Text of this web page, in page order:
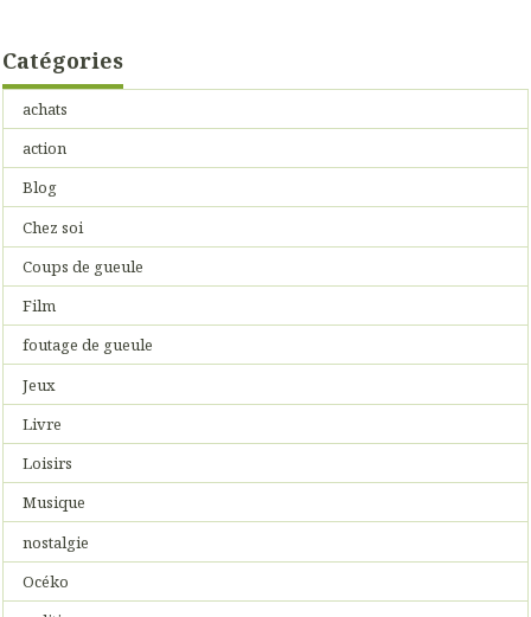
Catégories
achats
action
Blog
Chez soi
Coups de gueule
Film
foutage de gueule
Jeux
Livre
Loisirs
Musique
nostalgie
Océko